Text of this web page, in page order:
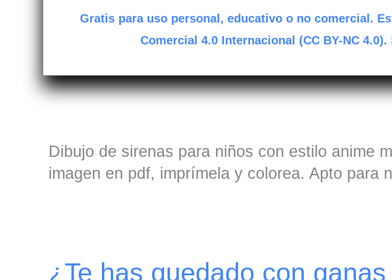
Gratis para uso personal, educativo o no comercial.
Comercial 4.0 Internacional (CC BY-NC
Dibujo de sirenas para niños con estilo anime
imagen en pdf, imprímela y colorea. Apto para
¿Te has quedado con